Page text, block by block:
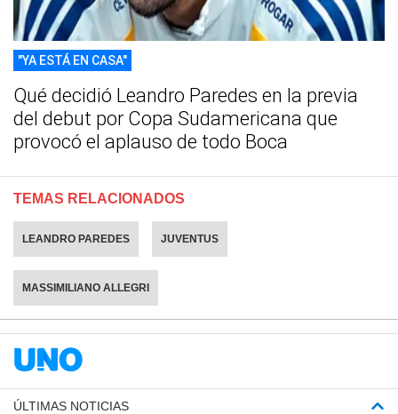
"YA ESTÁ EN CASA"
Qué decidió Leandro Paredes en la previa
del debut por Copa Sudamericana que
provocó el aplauso de todo Boca
TEMAS RELACIONADOS
LEANDRO PAREDES JUVENTUS
MASSIMILIANO ALLEGRI
ÚLTIMAS NOTICIAS